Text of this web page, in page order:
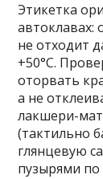
Этикетка
автоклавах:
не отходит
+50°C.
оторвать
а не
лакшери-
(тактильно
глянцевую
пузырями по